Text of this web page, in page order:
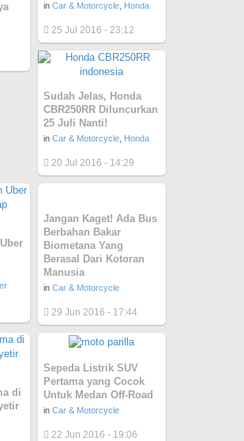
in Car & Motorcycle Honda
25 Jul 2016 - 23:12
Sudah Jelas, Honda
CBR250RR Diluncurkan
25 Juli Nanti!
in Car & Motorcycle Honda
20 Jul 2016 - 14:29
Jangan Kaget! Ada Bus
Berbahan Bakar
Biometana Yang
Berasal Dari Kotoran
Manusia
in Car & Motorcycle
29 Jun 2016 - 17:44
di
Sepeda Listrik SUV
Pertama yang Cocok
Untuk Medan Off-Road
in Car & Motorcycle
22 Jun 2016 - 19:06